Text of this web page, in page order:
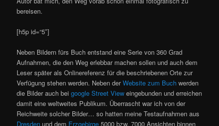
bereisen.
[h5p id=“5″]
Neben Bildern fürs Buch entstand eine Serie von 360 Grad
Aufnahmen, die den Weg erlebbar machen sollen und auch dem
Leser später als Onlinereferenz für die beschriebenen Orte zur
Verfügung stehen werden. Neben derWebsite zum Buch werden
die Bilder auch beigoogle Street View eingebunden und erreichen
damit eine weltweites Publikum. Überrascht war ich von der
Reichweite solcher Bilder… so hatten meine Testaufnahmen aus
Dresden und dem Erzgebirge 5000 bzw. 7000 Ansichten binnen